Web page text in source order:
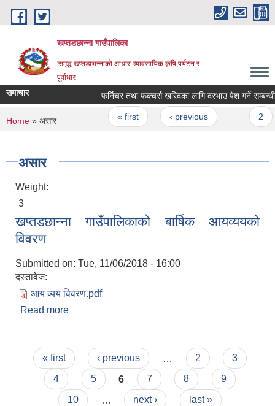
Skip to main content
खप्तडछान्ना गाउँपालिका
'समृद्ध खप्तडछान्नाको आधार' व्यावसायिक कृषि,पर्यटन र
पूर्वाधार
समाचार फर्निचर तथा फक्चर्स खरिदका लागि दरभाउ पेश गर्ने सम्बन्धी
Pages
« first ‹ previous
You are here
Home » असार
असार
Weight:
3
खप्तडछान्ना गाउँपालिकाको बार्षिक आयव्ययको
विवरण
Submitted on: Tue, 11/06/2018 - 16:00
दस्तावेज:
आय व्यय विवरण.pdf
Read more
Pages
« first ‹ previous 2
3
4
5 6 7 8
9
10
next › last »